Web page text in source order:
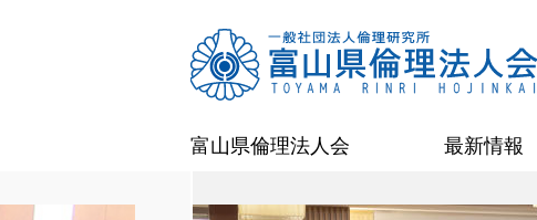
富山県倫理法人会 最新情報